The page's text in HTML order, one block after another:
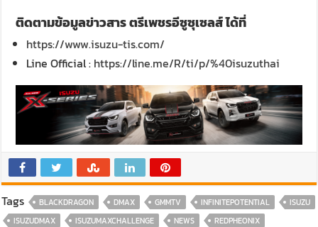
ติดตามข้อมูลข่าวสาร ตรีเพชรอีซูซุเซลส์ ได้ที่
https://www.isuzu-tis.com/
Line Official : https://line.me/R/ti/p/%40isuzuthai
Tags BLACKDRAGON DMAX GMMTV INFINITEPOTENTIAL
ISUZU
ISUZUDMAX
ISUZUMAXCHALLENGE NEWS
REDPHEONIX